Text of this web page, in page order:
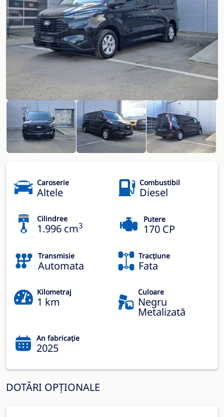
Caroserie
Altele
Combustibil
Diesel
Cilindree
1.996 cm3
Putere
170 CP
Transmisie
Automata
Tracțiune
Fata
Kilometraj
1 km
Culoare
Negru
Metalizată
An fabricație
2025
DOTĂRI OPȚIONALE